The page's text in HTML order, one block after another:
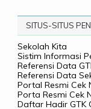
SITUS-SITUS
Sekolah Kita
Sistim Informasi
Referensi Data
Referensi Data
Portal Resmi Cek
Porta Resmi Cek
Daftar Hadir GTK